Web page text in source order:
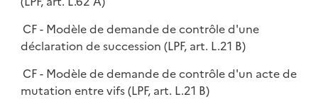
CF - Modèle de demande de contrôle d'une
déclaration de succession (LPF, art. L.21 B)
CF - Modèle de demande de contrôle d'un acte de
mutation entre vifs (LPF, art. L.21 B)